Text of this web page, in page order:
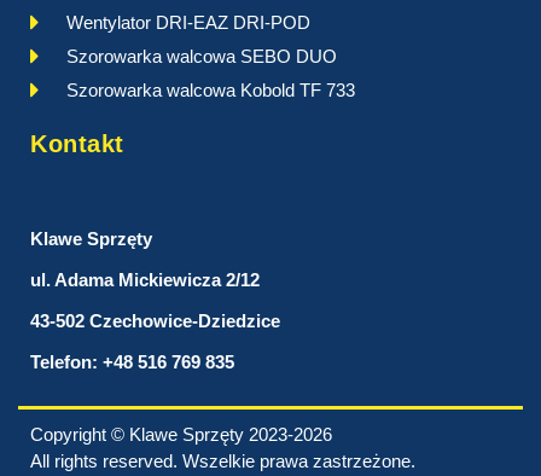
Wentylator DRI-EAZ DRI-POD
Szorowarka walcowa SEBO DUO
Szorowarka walcowa Kobold TF 733
Kontakt
Klawe Sprzęty
ul. Adama Mickiewicza 2/12
43-502 Czechowice-Dziedzice
Telefon: +48 516 769 835
Copyright © Klawe Sprzęty 2023-2026
All rights reserved. Wszelkie prawa zastrzeżone.